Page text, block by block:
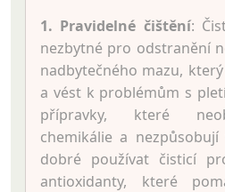
1. Pravidelné čištění:
nezbytné pro odstranění
nadbytečného mazu,
a vést k problémům s
přípravky, které
chemikálie a nezpůsobují
dobré používat čisticí
antioxidanty, které